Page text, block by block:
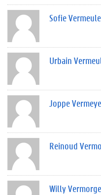
Sofie
Urbain
Joppe
Reinoud
Willy